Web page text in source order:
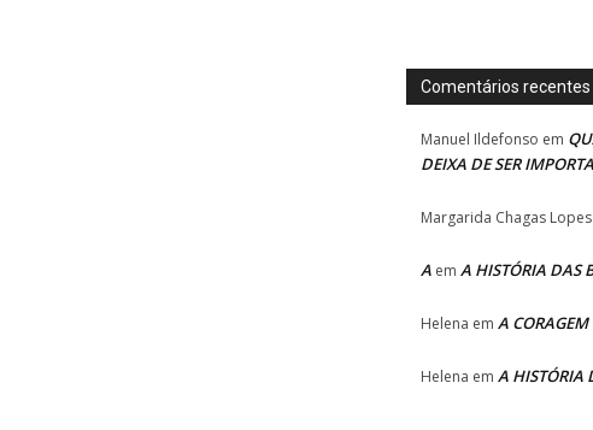
Comentários recentes
Manuel Ildefonso em
DEIXA DE SER
Margarida Chagas Lopes
A em A HISTÓRIA DAS
Helena em A
Helena em A HISTÓRIA